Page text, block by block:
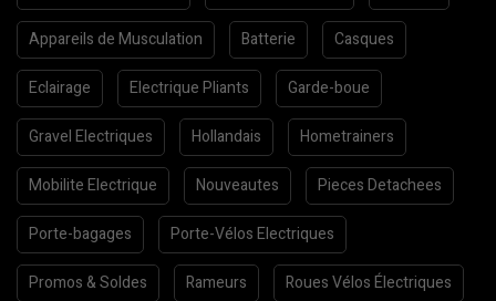
Appareils de Musculation Batterie Casques
Eclairage Electrique Pliants Garde-boue
Gravel Electriques Hollandais Hometrainers
Mobilite Electrique Nouveautes Pieces Detachees
Porte-bagages Porte-Vélos Electriques
Promos & Soldes Rameurs Roues Vélos Électriques